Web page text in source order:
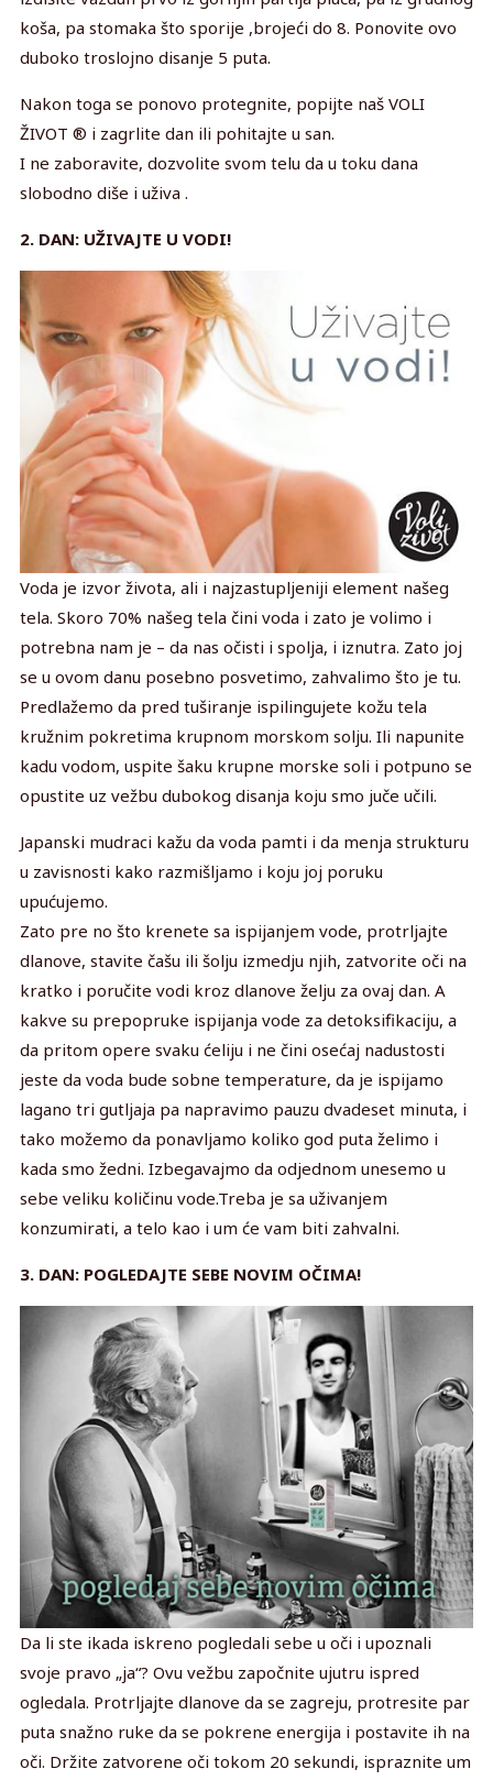
koša, pa stomaka što sporije ,brojeći do 8. Ponovite ovo
duboko troslojno disanje 5 puta.
Nakon toga se ponovo protegnite, popijte naš VOLI
ŽIVOT ® i zagrlite dan ili pohitajte u san.
I ne zaboravite, dozvolite svom telu da u toku dana
slobodno diše i uživa .
2. DAN: UŽIVAJTE U VODI!
Voda je izvor života, ali i najzastupljeniji element našeg
tela. Skoro 70% našeg tela čini voda i zato je volimo i
potrebna nam je – da nas očisti i spolja, i iznutra. Zato joj
se u ovom danu posebno posvetimo, zahvalimo što je tu.
Predlažemo da pred tuširanje ispilingujete kožu tela
kružnim pokretima krupnom morskom solju. Ili napunite
kadu vodom, uspite šaku krupne morske soli i potpuno se
opustite uz vežbu dubokog disanja koju smo juče učili.
Japanski mudraci kažu da voda pamti i da menja strukturu
u zavisnosti kako razmišljamo i koju joj poruku
upućujemo.
Zato pre no što krenete sa ispijanjem vode, protrljajte
dlanove, stavite čašu ili šolju izmedju njih, zatvorite oči na
kratko i poručite vodi kroz dlanove želju za ovaj dan. A
kakve su prepopruke ispijanja vode za detoksifikaciju, a
da pritom opere svaku ćeliju i ne čini osećaj nadustosti
jeste da voda bude sobne temperature, da je ispijamo
lagano tri gutljaja pa napravimo pauzu dvadeset minuta, i
tako možemo da ponavljamo koliko god puta želimo i
kada smo žedni. Izbegavajmo da odjednom unesemo u
sebe veliku količinu vode.Treba je sa uživanjem
konzumirati, a telo kao i um će vam biti zahvalni.
3. DAN: POGLEDAJTE SEBE NOVIM OČIMA!
Da li ste ikada iskreno pogledali sebe u oči i upoznali
svoje pravo „ja“? Ovu vežbu započnite ujutru ispred
ogledala. Protrljajte dlanove da se zagreju, protresite par
puta snažno ruke da se pokrene energija i postavite ih na
oči. Držite zatvorene oči tokom 20 sekundi, ispraznite um